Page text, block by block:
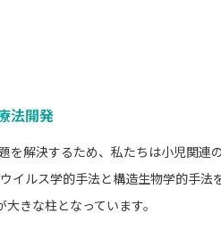
法開発
解決するため、私たちは小児関
ルス学的手法と構造生物学的手
きな柱となっています。